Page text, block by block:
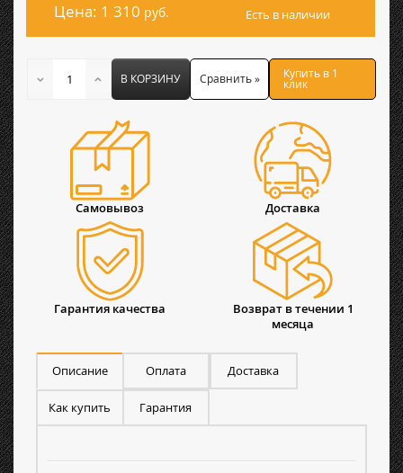
Цена: 1 310 руб. Есть в наличии
В КОРЗИНУ Сравнить » Купить в 1
клик
Самовывоз Доставка
Гарантия качества
Возврат в течении 1
месяца
Описание Оплата Доставка
Как купить Гарантия